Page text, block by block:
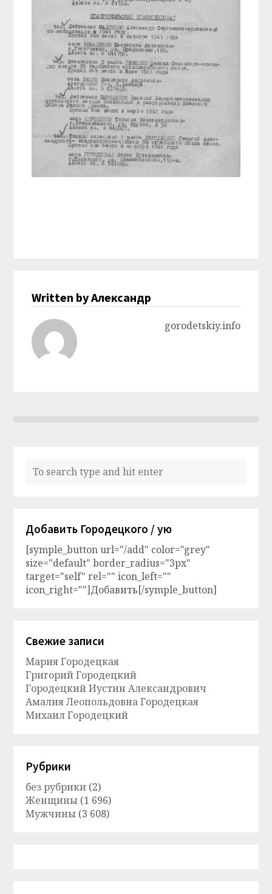
Written by Александр
gorodetskiy.info
Добавить Городецкого / ую
[symple_button url="/add" color="grey"
size="default" border_radius="3px"
target="self" rel="" icon_left=""
icon_right=""]Добавить[/symple_button]
Свежие записи
Мария Городецкая
Григорий Городецкий
Городецкий Иустин Александрович
Амалия Леопольдовна Городецкая
Михаил Городецкий
Рубрики
без рубрики (2)
Женщины (1 696)
Мужчины (3 608)